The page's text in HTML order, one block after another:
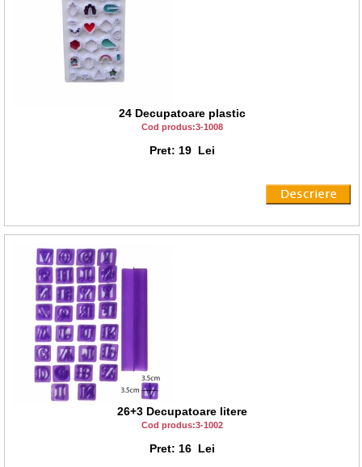
24 Decupatoare plastic
Cod produs:3-1008
Pret: 19 Lei
26+3 Decupatoare litere
Cod produs:3-1002
Pret: 16 Lei